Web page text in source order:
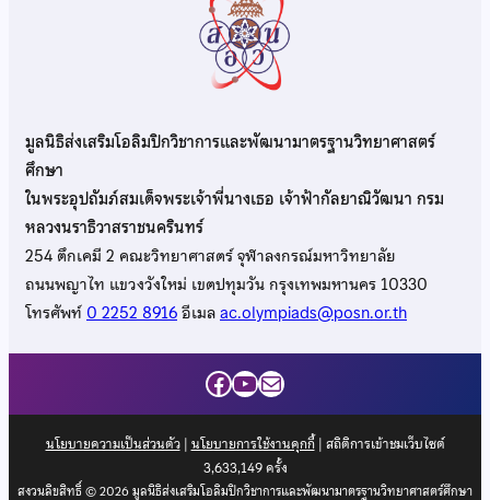
มูลนิธิส่งเสริมโอลิมปิกวิชาการและพัฒนามาตรฐานวิทยาศาสตร์
ศึกษา
ในพระอุปถัมภ์สมเด็จพระเจ้าพี่นางเธอ เจ้าฟ้ากัลยาณิวัฒนา กรม
หลวงนราธิวาสราชนครินทร์
254 ตึกเคมี 2 คณะวิทยาศาสตร์ จุฬาลงกรณ์มหาวิทยาลัย
ถนนพญาไท แขวงวังใหม่ เขตปทุมวัน กรุงเทพมหานคร 10330
โทรศัพท์0 2252 8916อีเมลac.olympiads@posn.or.th
Facebook
YouTube
Mail
นโยบายความเป็นส่วนตัว| นโยบายการใช้งานคุกกี้| สถิติการเข้าชมเว็บไซต์
3,633,149ครั้ง
สงวนลิขสิทธิ์ © 2026 มูลนิธิส่งเสริมโอลิมปิกวิชาการและพัฒนามาตรฐานวิทยาศาสตร์ศึกษา